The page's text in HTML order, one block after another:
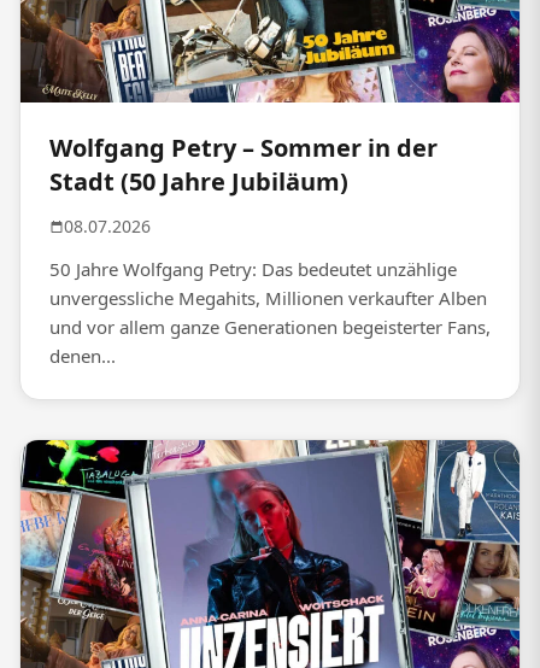
Wolfgang Petry – Sommer in der
Stadt (50 Jahre Jubiläum)
08.07.2026
50 Jahre Wolfgang Petry: Das bedeutet unzählige
unvergessliche Megahits, Millionen verkaufter Alben
und vor allem ganze Generationen begeisterter Fans,
denen...